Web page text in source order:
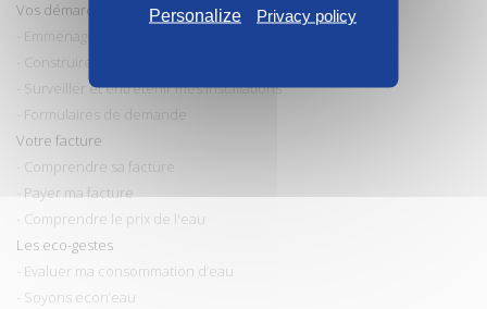
Vos démarches
- Emmenager / Déménager
- Construire / Faire des travaux
- Surveiller et entretenir mes installations
- Formulaires de demande
Votre facture
- Comprendre sa facture
- Payer ma facture
- Comprendre le prix de l'eau
Les eco-gestes
- Evaluer ma consommation d’eau
- Soyons econ’eau
Personalize Privacy policy